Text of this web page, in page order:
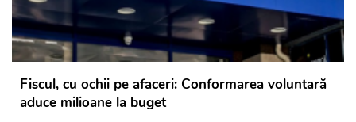
Fiscul, cu ochii pe afaceri: Conformarea voluntară
aduce milioane la buget